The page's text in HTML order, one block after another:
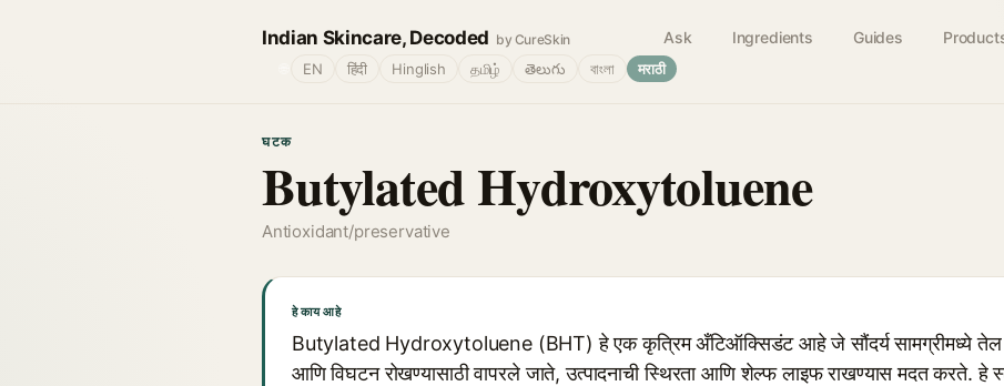
Indian Skincare, Decoded by CureSkin Ask Ingredients Guides
EN हिंदी Hinglish தமிழ் తెలుగు বাংলা मराठी
घटक
Butylated Hydroxytoluene
Antioxidant/preservative
हे काय आहे
Butylated Hydroxytoluene (BHT) हे एक कृत्रिम अँटिऑक्सिडंट आहे जे सौंदर्य सामग्रीमध्ये तेल
आणि विघटन रोखण्यासाठी वापरले जाते, उत्पादनाची स्थिरता आणि शेल्फ लाइफ राखण्यास मदत करते. हे